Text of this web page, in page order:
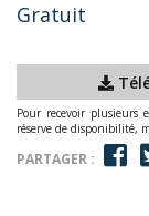
Gratuit
Pour recevoir plusieurs
réserve de disponibilité,
PARTAGER :